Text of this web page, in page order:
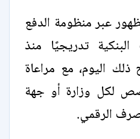
عبر منظومة الدفع
البنكية تدريجيًا منذ
ذلك اليوم، مع مراعاة
لكل وزارة أو جهة
الرقمي.